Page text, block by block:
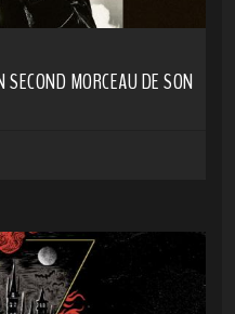
MORCEAU DE SON